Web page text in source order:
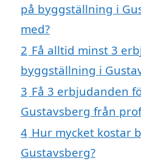
på byggställning i
med?
2 Få alltid minst 3
byggställning i
3 Få 3 erbjudanden
Gustavsberg från
4 Hur mycket kostar
Gustavsberg?